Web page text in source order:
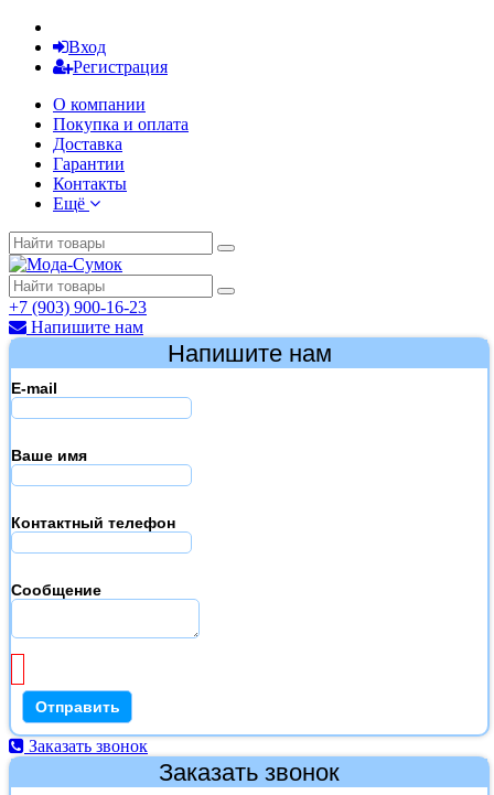
Вход
Регистрация
О компании
Покупка и оплата
Доставка
Гарантии
Контакты
Ещё
+7 (903) 900-16-23
Напишите нам
Напишите нам
E-mail
Ваше имя
Контактный телефон
Сообщение
Заказать звонок
Заказать звонок